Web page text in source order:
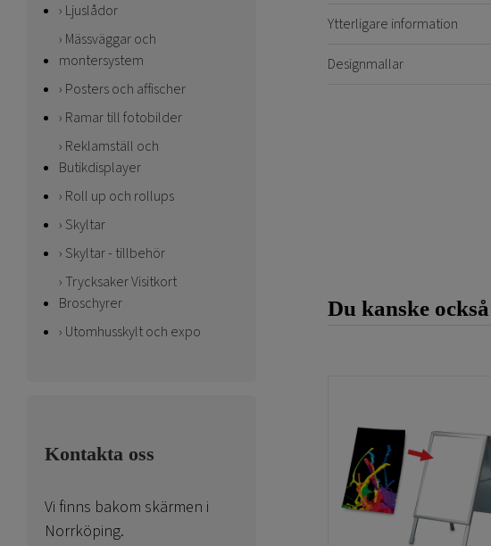
Ytterligare information
Designmallar
Du kanske
Ljuslådor
Mässväggar och
montersystem
Posters och affischer
Ramar till fotobilder
Reklamställ och
Butikdisplayer
Roll up och rollups
Skyltar
Skyltar - tillbehör
Trycksaker Visitkort
Broschyrer
Utomhusskylt och expo
Kontakta oss
Vi finns bakom skärmen i
Norrköping.